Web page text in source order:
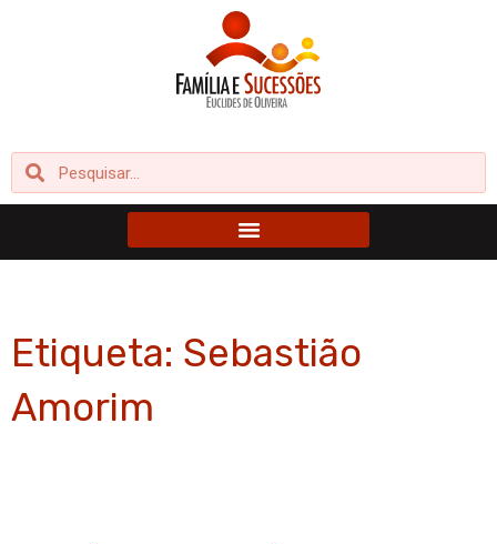
PesquisarPesquisar
Etiqueta: Sebastião
Amorim